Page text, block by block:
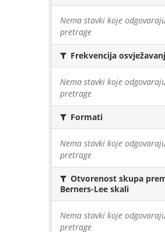
Nema stavki koje
pretrage
Frekvencija
Nema stavki koje
pretrage
Formati
Nema stavki koje
pretrage
Otvorenost skupa
Berners-Lee skali
Nema stavki koje
pretrage